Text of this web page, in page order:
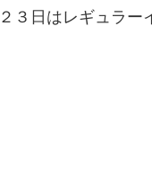
３日はレギュラー